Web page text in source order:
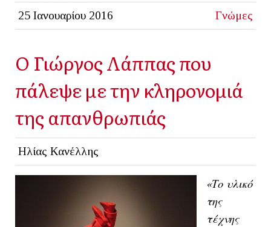
25 Ιανουαρίου 2016 Γνώμες
O Γιώργος Λάππας που
πάλεψε με την κληρονομιά
της απανθρωπιάς
Ηλίας Κανέλλης
«Το υλικό
της
τέχνης